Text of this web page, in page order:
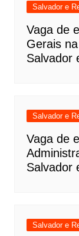
Salvador e
Vaga de
Gerais
Salvador
Salvador e
Vaga de
Salvador
Salvador e